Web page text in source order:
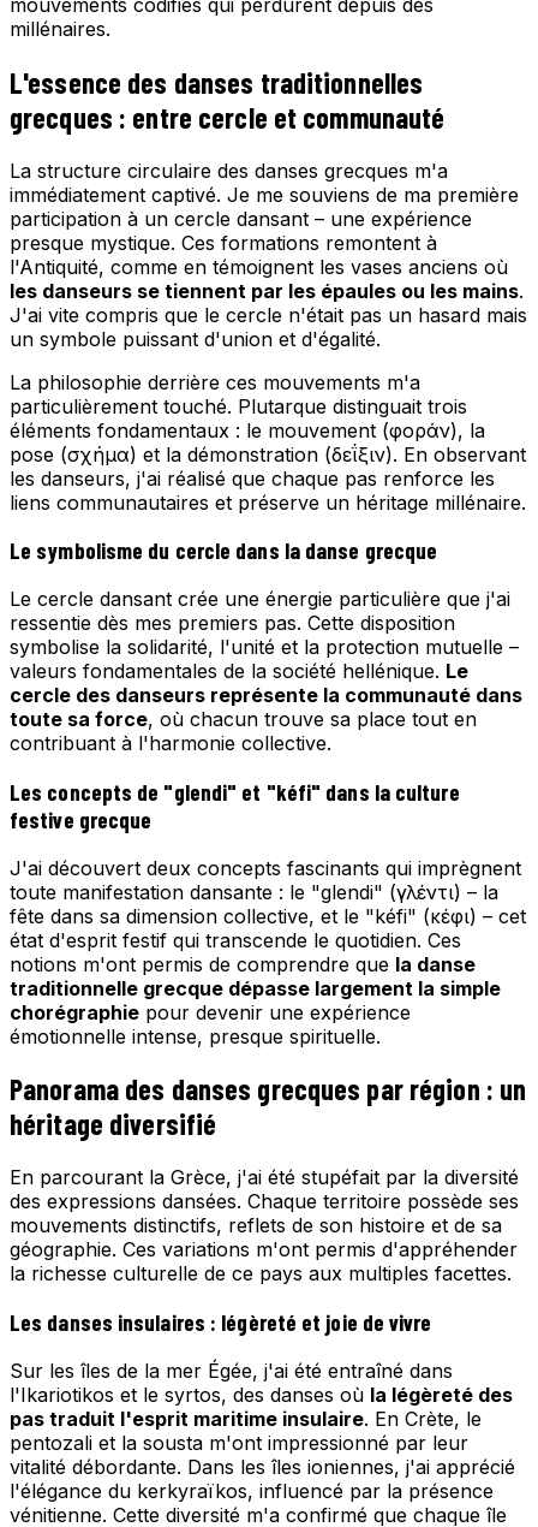
millénaires.
L'essence des danses traditionnelles
grecques : entre cercle et communauté
La structure circulaire des danses grecques m'a
immédiatement captivé. Je me souviens de ma première
participation à un cercle dansant – une expérience
presque mystique. Ces formations remontent à
l'Antiquité, comme en témoignent les vases anciens où
les danseurs se tiennent par les épaules ou les mains.
J'ai vite compris que le cercle n'était pas un hasard mais
un symbole puissant d'union et d'égalité.
La philosophie derrière ces mouvements m'a
particulièrement touché. Plutarque distinguait trois
éléments fondamentaux : le mouvement (φοράν), la
pose (σχήμα) et la démonstration (δεΐξιν). En observant
les danseurs, j'ai réalisé que chaque pas renforce les
liens communautaires et préserve un héritage millénaire.
Le symbolisme du cercle dans la danse grecque
Le cercle dansant crée une énergie particulière que j'ai
ressentie dès mes premiers pas. Cette disposition
symbolise la solidarité, l'unité et la protection mutuelle –
valeurs fondamentales de la société hellénique. Le
cercle des danseurs représente la communauté dans
toute sa force, où chacun trouve sa place tout en
contribuant à l'harmonie collective.
Les concepts de "glendi" et "kéfi" dans la culture
festive grecque
J'ai découvert deux concepts fascinants qui imprègnent
toute manifestation dansante : le "glendi" (γλέντι) – la
fête dans sa dimension collective, et le "kéfi" (κέφι) – cet
état d'esprit festif qui transcende le quotidien. Ces
notions m'ont permis de comprendre que la danse
traditionnelle grecque dépasse largement la simple
chorégraphie pour devenir une expérience
émotionnelle intense, presque spirituelle.
Panorama des danses grecques par région : un
héritage diversifié
En parcourant la Grèce, j'ai été stupéfait par la diversité
des expressions dansées. Chaque territoire possède ses
mouvements distinctifs, reflets de son histoire et de sa
géographie. Ces variations m'ont permis d'appréhender
la richesse culturelle de ce pays aux multiples facettes.
Les danses insulaires : légèreté et joie de vivre
Sur les îles de la mer Égée, j'ai été entraîné dans
l'Ikariotikos et le syrtos, des danses où la légèreté des
pas traduit l'esprit maritime insulaire. En Crète, le
pentozali et la sousta m'ont impressionné par leur
vitalité débordante. Dans les îles ioniennes, j'ai apprécié
l'élégance du kerkyraïkos, influencé par la présence
vénitienne. Cette diversité m'a confirmé que chaque île